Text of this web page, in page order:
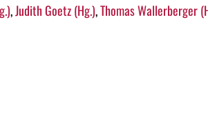
,Judith Goetz (Hg.),Thomas Wallerberger